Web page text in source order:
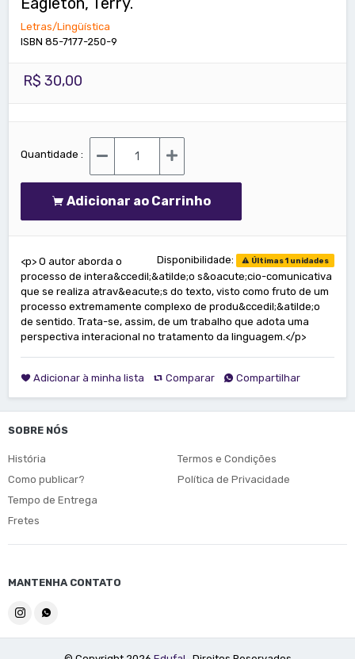
Letras/Lingüística
ISBN 85-7177-250-9
R$ 30,00
Quantidade :
Adicionar ao Carrinho
Disponibilidade: Últimas 1 unidades
<p> O autor aborda o
processo de intera&ccedil;&atilde;o s&oacute;cio-comunicativa
que se realiza atrav&eacute;s do texto, visto como fruto de um
processo extremamente complexo de produ&ccedil;&atilde;o
de sentido. Trata-se, assim, de um trabalho que adota uma
perspectiva interacional no tratamento da linguagem.</p>
Adicionar à minha lista Comparar Compartilhar
SOBRE NÓS
História
Como publicar?
Tempo de Entrega
Fretes
Termos e Condições
Política de Privacidade
MANTENHA CONTATO